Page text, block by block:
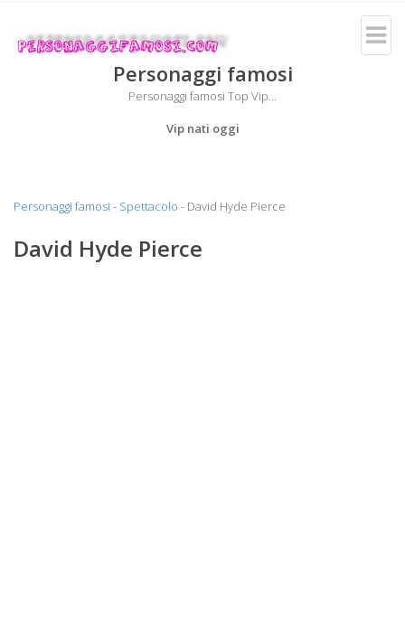
Personaggi famosi
Personaggi famosi Top Vip...
Vip nati oggi
Personaggi famosi - Spettacolo - David Hyde Pierce
David Hyde Pierce